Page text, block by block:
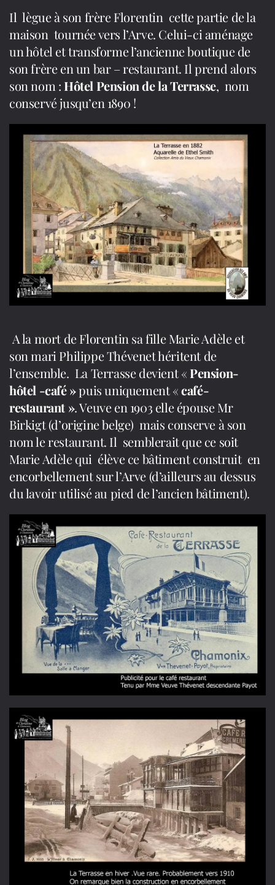
Il lègue à son frère Florentin cette partie de la
maison tournée vers l’Arve. Celui-ci aménage
un hôtel et transforme l’ancienne boutique de
son frère en un bar – restaurant. Il prend alors
son nom : Hôtel Pension de la Terrasse, nom
conservé jusqu’en 1890 !
A la mort de Florentin sa fille Marie Adèle et
son mari Philippe Thévenet héritent de
l’ensemble. La Terrasse devient « Pension-
hôtel -café »puis uniquement «café-
restaurant ». Veuve en 1903 elle épouse Mr
Birkigt (d’origine belge) mais conserve à son
nom le restaurant. Il semblerait que ce soit
Marie Adèle qui élève ce bâtiment construit en
encorbellement sur l’Arve (d’ailleurs au dessus
du lavoir utilisé au pied de l’ancien bâtiment).